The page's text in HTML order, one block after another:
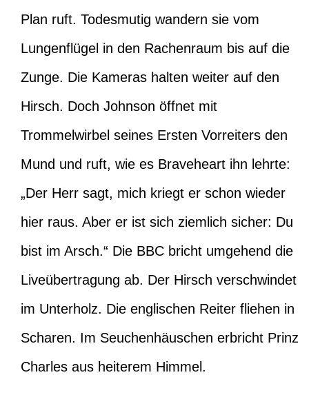
Plan ruft. Todesmutig wandern sie vom
Lungenflügel in den Rachenraum bis auf die
Zunge. Die Kameras halten weiter auf den
Hirsch. Doch Johnson öffnet mit
Trommelwirbel seines Ersten Vorreiters den
Mund und ruft, wie es Braveheart ihn lehrte:
„Der Herr sagt, mich kriegt er schon wieder
hier raus. Aber er ist sich ziemlich sicher: Du
bist im Arsch.“ Die BBC bricht umgehend die
Liveübertragung ab. Der Hirsch verschwindet
im Unterholz. Die englischen Reiter fliehen in
Scharen. Im Seuchenhäuschen erbricht Prinz
Charles aus heiterem Himmel.